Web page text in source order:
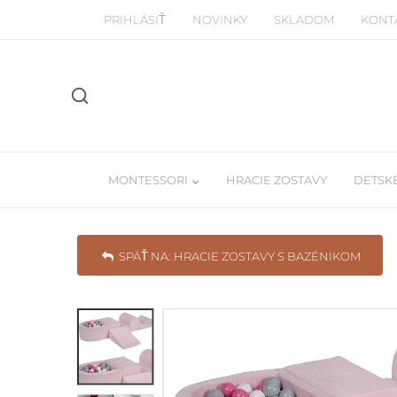
PRIHLÁSIŤ NOVINKY SKLADOM
MONTESSORI
Manipulačné montessori dosky
Drevené a balančné dosky
Učiace veže / woodtower
HRACIE ZOSTAVY
Detské Tee-
SPÄŤ NA: HRACIE ZOSTAVY S BAZÉNIKOM